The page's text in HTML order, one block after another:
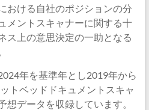
おける自社のポジションの分
メントスキャナーに関する十
ス上の意思決定の一助となる
年を基準年とし2019年から
トベッドドキュメントスキャ
データを収録しています。